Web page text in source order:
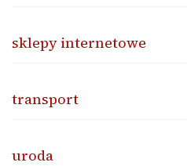
sklepy internetowe
transport
uroda